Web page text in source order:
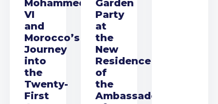
Mohammed
VI
and
Morocco’s
Journey
into
the
Twenty-
First
Garden
Party
at
the
New
Residence
of
the
Ambassador